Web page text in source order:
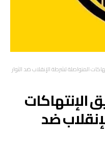
المتواصلة لشرطة الإنقلاب ضد الثوار
الإنتهاكات
ضد